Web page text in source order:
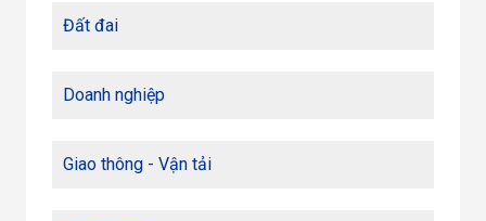
Đất đai
Doanh nghiệp
Giao thông - Vận tải